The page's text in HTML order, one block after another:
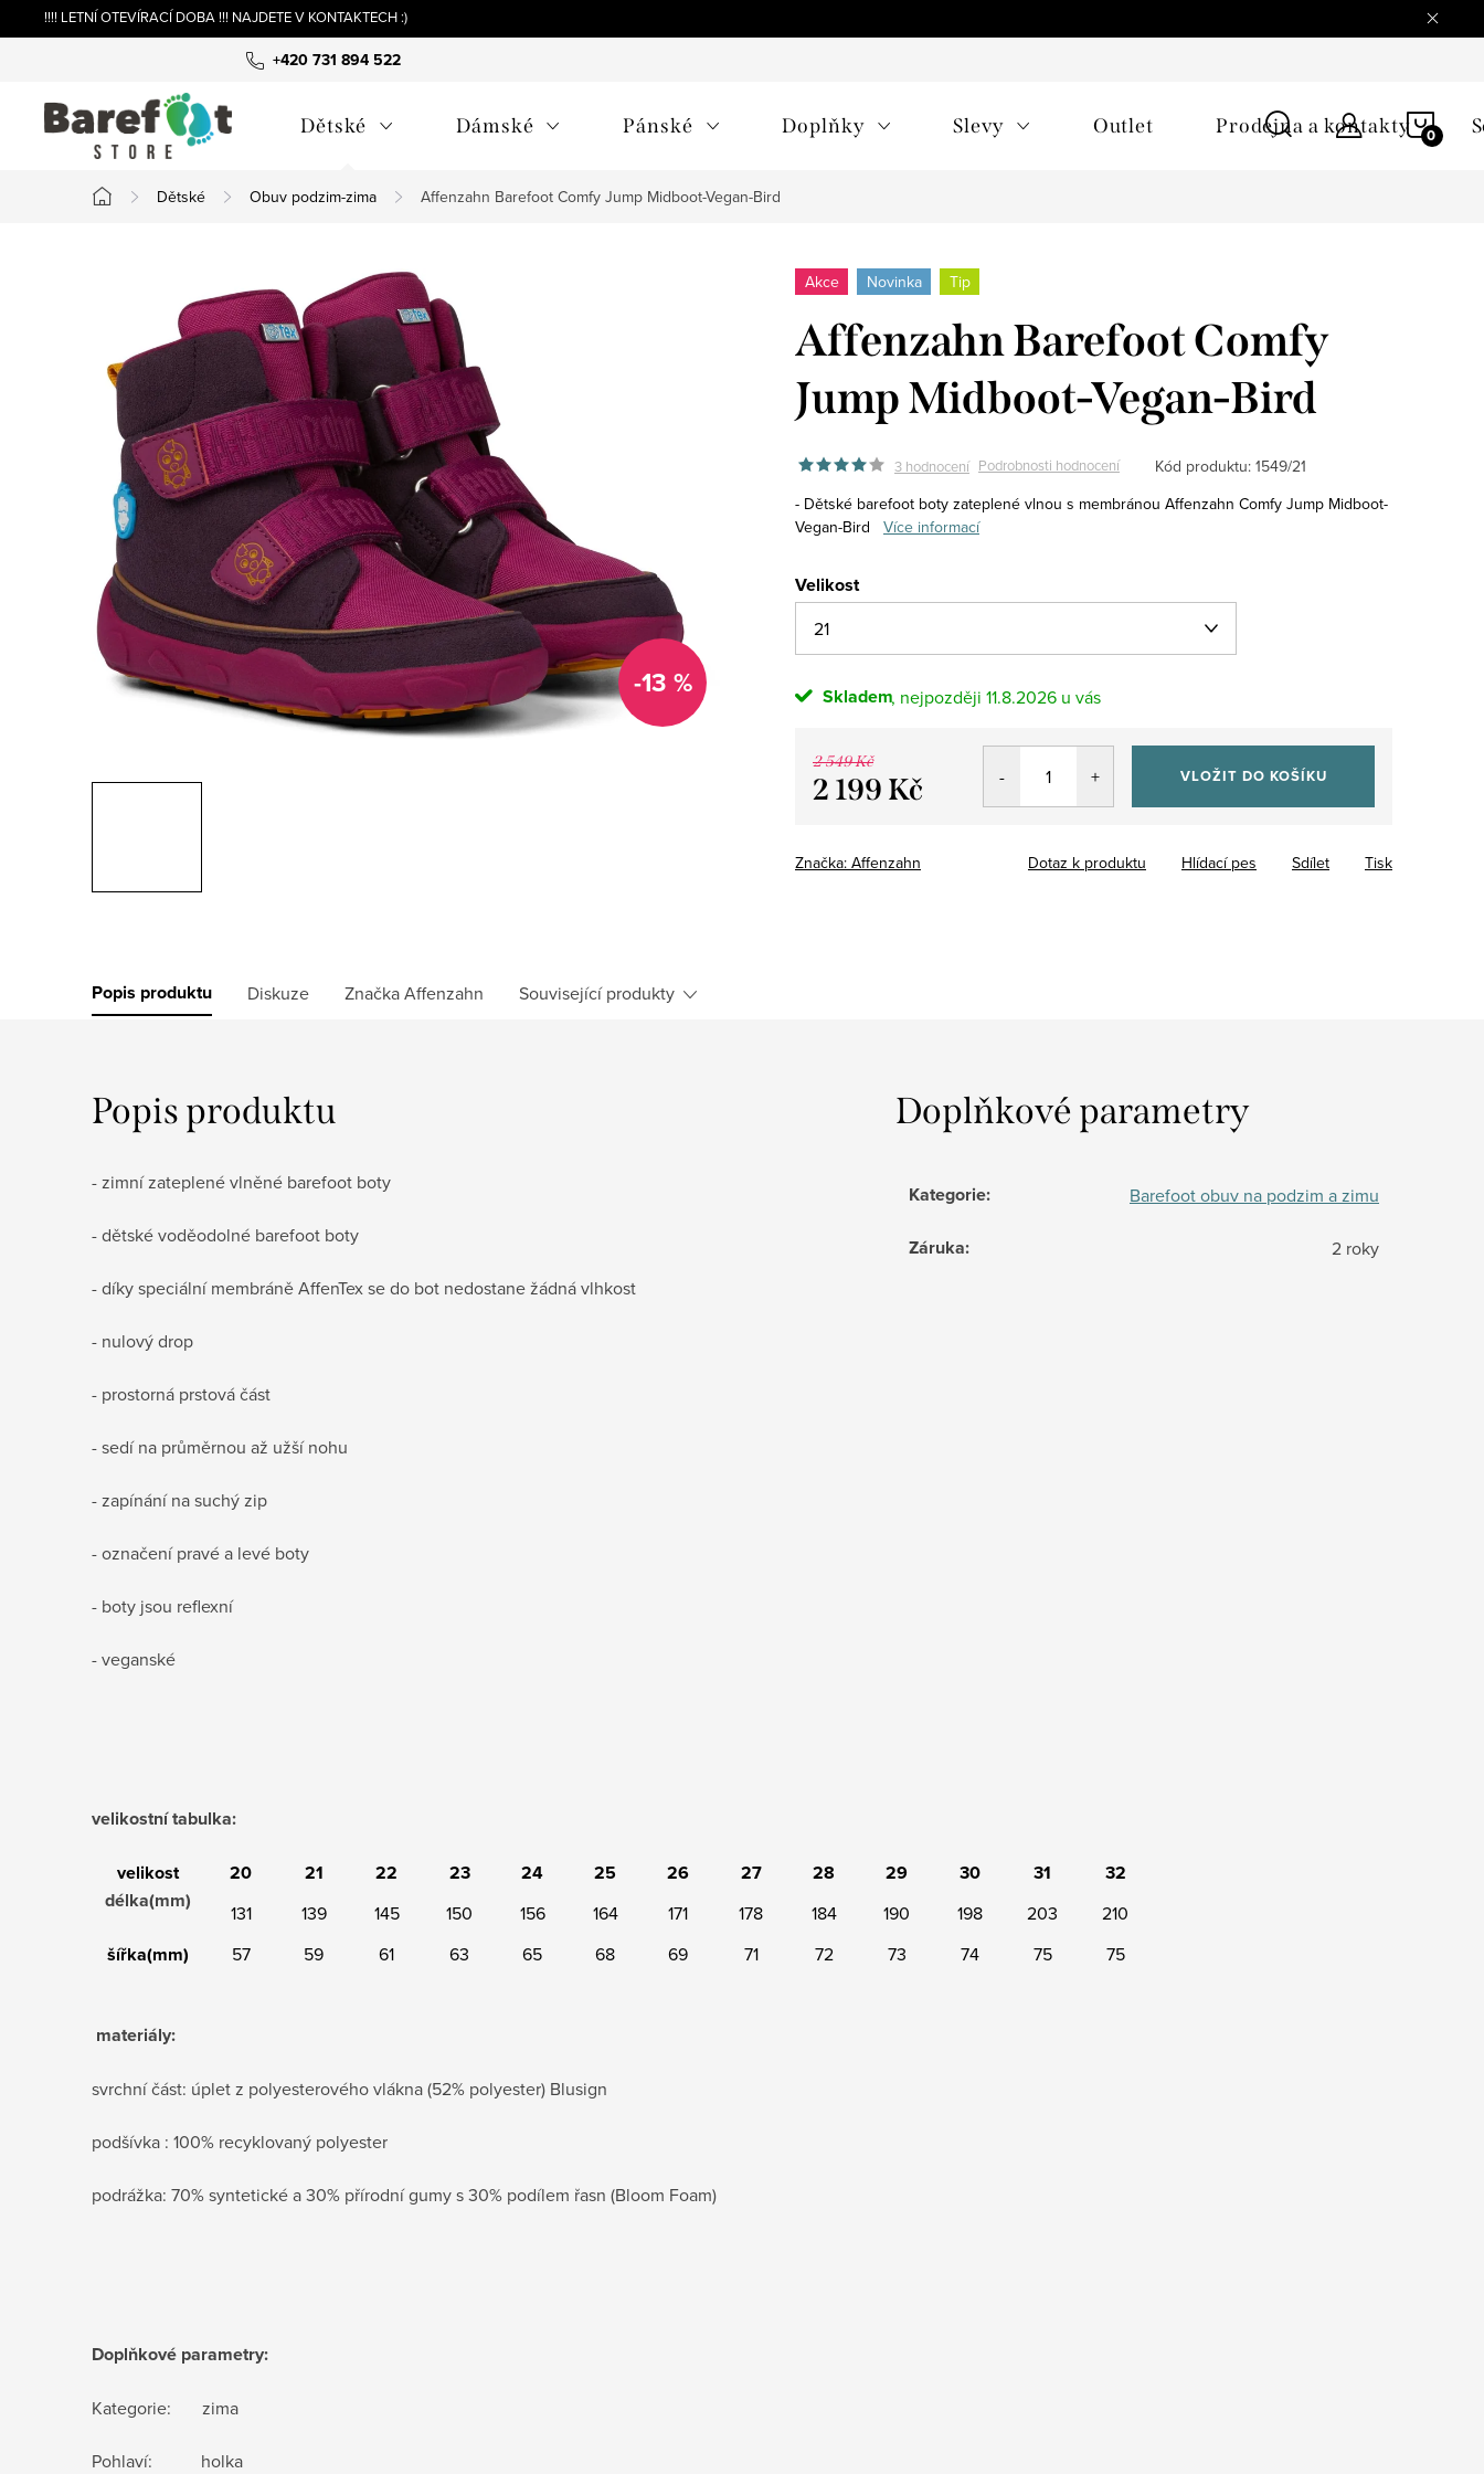
na
!!!! LETNÍ OTEVÍRACÍ DOBA !!! NAJDETE V KONTAKTECH :)
+420 731 894 522
Dětské Dámské Pánské Doplňky Slevy Outlet Prodejna a kontakty
Domů
Dětské Obuv podzim-zima Affenzahn Barefoot Comfy Jump Midboot-Vegan-Bird
-13 %
Akce Novinka Tip
Affenzahn Barefoot Comfy
Jump Midboot-Vegan-Bird
3 hodnocení Podrobnosti hodnocení Kód produktu: 1549/21
- Dětské barefoot boty zateplené vlnou s membránou Affenzahn Comfy Jump Midboot-
Vegan-Bird
Více informací
Velikost
Skladem 11.8.2026
2 549 Kč
2 199 Kč VLOŽIT DO KOŠÍKU
Značka: Affenzahn Tisk
Dotaz k produktu Hlídací pes Sdílet
Popis produktu Diskuze ZnačkaAffenzahn Související produkty
Popis produktu
- zimní zateplené vlněné barefoot boty
- dětské voděodolné barefoot boty
- díky speciální membráně AffenTex se do bot nedostane žádná vlhkost
- nulový drop
- prostorná prstová část
- sedí na průměrnou až užší nohu
- zapínání na suchý zip
- označení pravé a levé boty
- boty jsou reflexní
- veganské
velikostní tabulka:
velikost 20 21 22 23 24 25 26 27 28 29 30 31
32
délka(mm)
131 139 145 150 156 164 171 178 184 190 198 203 210
šířka(mm) 57 59 61 63 65 68 69 71 72 73 74 75 75
materiály:
svrchní část: úplet z polyesterového vlákna (52% polyester) Blusign
podšívka : 100% recyklovaný polyester
podrážka: 70% syntetické a 30% přírodní gumy s 30% podílem řasn (Bloom Foam)
Doplňkové parametry:
Kategorie: zima
Pohlaví: holka
Doplňkové parametry
Kategorie: Barefoot obuv na podzim a zimu
Záruka: 2 roky